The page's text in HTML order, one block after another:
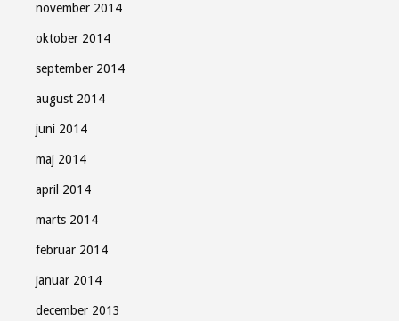
november 2014
oktober 2014
september 2014
august 2014
juni 2014
maj 2014
april 2014
marts 2014
februar 2014
januar 2014
december 2013